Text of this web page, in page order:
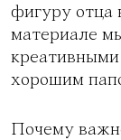
фигуру отца
материале
хорошим
Почему